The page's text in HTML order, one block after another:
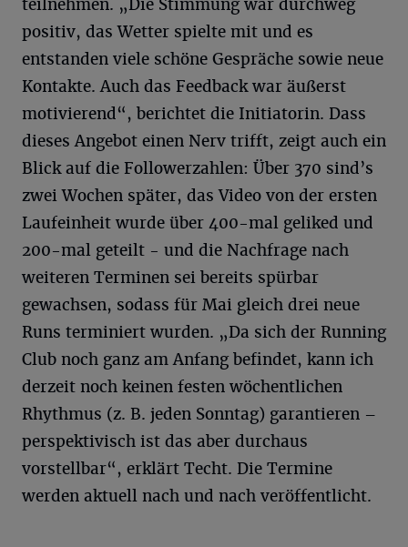
teilnehmen. „Die Stimmung war durchweg
positiv, das Wetter spielte mit und es
entstanden viele schöne Gespräche sowie neue
Kontakte. Auch das Feedback war äußerst
motivierend“, berichtet die Initiatorin. Dass
dieses Angebot einen Nerv trifft, zeigt auch ein
Blick auf die Followerzahlen: Über 370 sind’s
zwei Wochen später, das Video von der ersten
Laufeinheit wurde über 400-mal geliked und
200-mal geteilt - und die Nachfrage nach
weiteren Terminen sei bereits spürbar
gewachsen, sodass für Mai gleich drei neue
Runs terminiert wurden. „Da sich der Running
Club noch ganz am Anfang befindet, kann ich
derzeit noch keinen festen wöchentlichen
Rhythmus (z. B. jeden Sonntag) garantieren –
perspektivisch ist das aber durchaus
vorstellbar“, erklärt Techt. Die Termine
werden aktuell nach und nach veröffentlicht.